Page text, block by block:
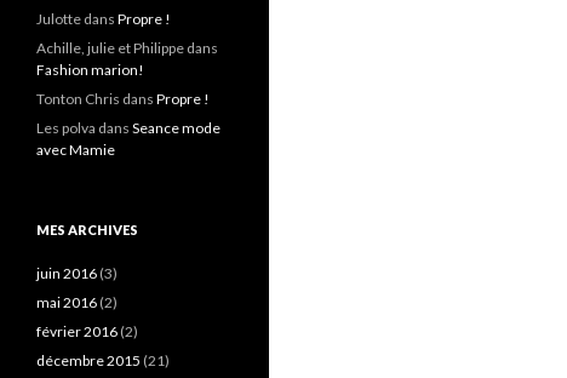
Julotte dans Propre !
Achille, julie et Philippe dans
Fashion marion!
Tonton Chris dans Propre !
Les polva dans Seance mode
avec Mamie
MES ARCHIVES
juin 2016 (3)
mai 2016 (2)
février 2016 (2)
décembre 2015 (21)